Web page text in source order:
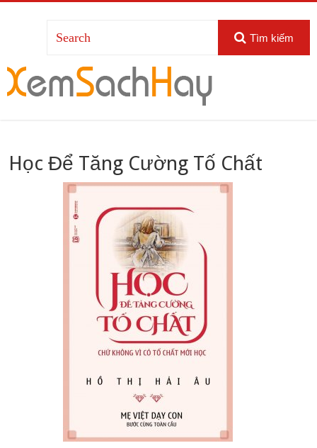
Tìm kiếm
Học Để Tăng Cường Tố Chất